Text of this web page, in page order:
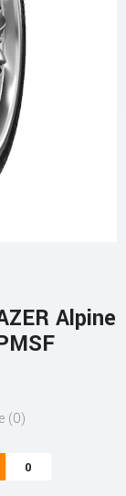
Alpine
(0)
0